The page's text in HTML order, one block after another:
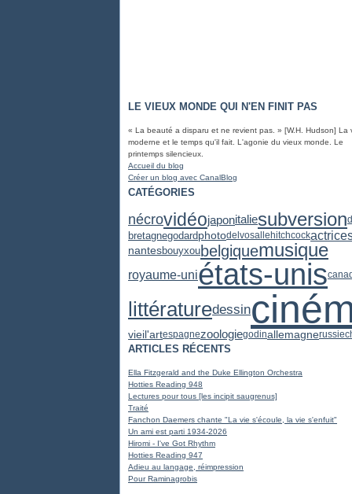
LE VIEUX MONDE QUI N'EN FINIT PAS
« La beauté a disparu et ne revient pas. » [W.H. Hudson] La
moderne et le temps qu'il fait. L'agonie du vieux monde. Le
printemps silencieux.
Accueil du blog
Créer un blog avec CanalBlog
CATÉGORIES
nécrovidéojaponitaliesubversion
bretagnegodardphotodelvosalle hitchcock
nantesbouyxoubelgiquemusique
royaume-uniétats-unis
littératuredessin
vieil'artespagnezoologiegodinallemagnerussie
ARTICLES RÉCENTS
Ella Fitzgerald and the Duke Ellington Orchestra
Hotties Reading 948
Lectures pour tous [les incipit saugrenus]
Traité
Fanchon Daemers chante "La vie s'écoule, la vie s'enfuit"
Un ami est parti 1934-2026
Hiromi - I've Got Rhythm
Hotties Reading 947
Adieu au langage, réimpression
Pour Raminagrobis